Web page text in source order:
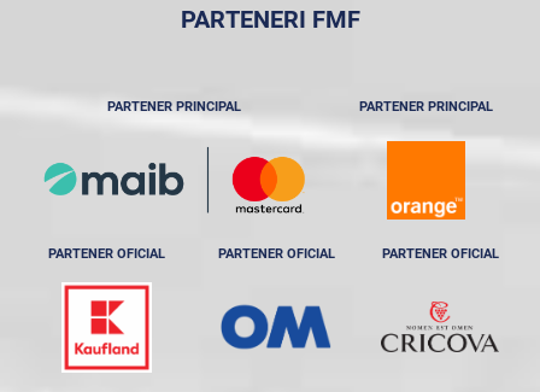
PARTENERI FMF
PARTENER PRINCIPAL PARTENER PRINCIPAL
PARTENER OFICIAL PARTENER OFICIAL PARTENER OFICIAL